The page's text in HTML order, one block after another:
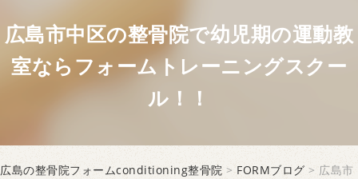
広島市中区の整骨院で幼児期の運動教
室ならフォームトレーニングスクー
ル！！
広島の整骨院フォームconditioning整骨院 > FORMブログ > 広島市